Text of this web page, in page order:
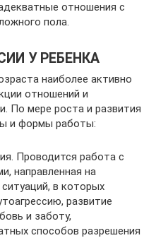
отношения с
пола.
У РЕБЕНКА
наиболее активно
отношений и
По мере роста и развития
и формы работы:
Проводится работа с
направленная на
в которых
развитие
и заботу,
способов разрешения